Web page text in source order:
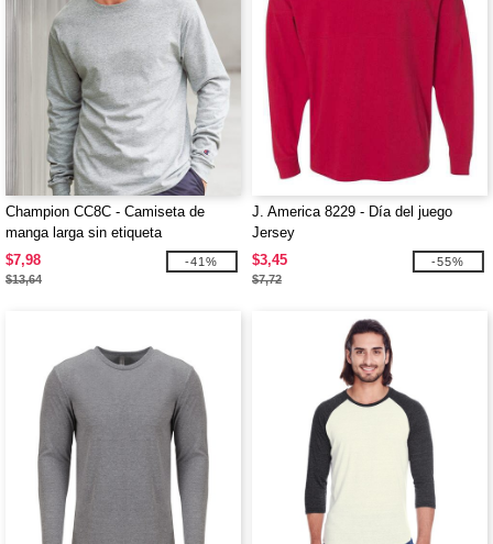
Champion CC8C - Camiseta de
manga larga sin etiqueta
$7,98
$13,64
-41%
J. America 8229 - Día del juego
Jersey
$3,45
$7,72
-55%